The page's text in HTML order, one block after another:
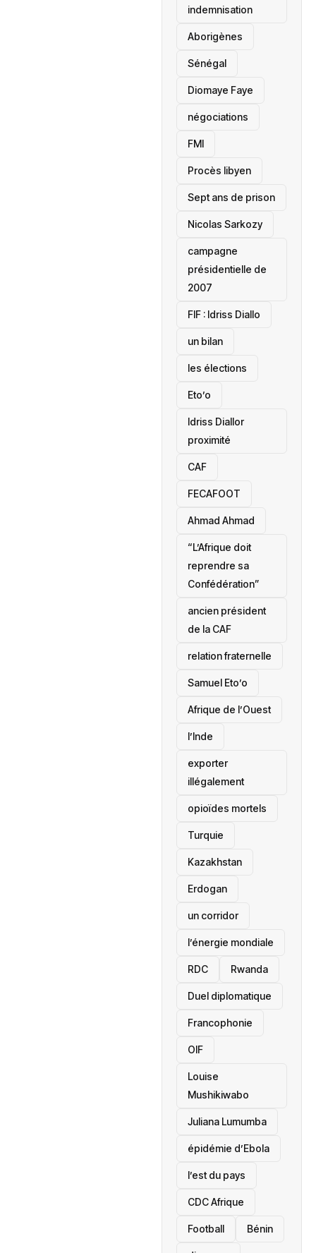
indemnisation
Aborigènes
Sénégal
Diomaye Faye
négociations
FMI
Procès libyen
Sept ans de prison
Nicolas Sarkozy
campagne
présidentielle de
2007
‎FIF : Idriss Diallo
un bilan
les élections
Eto’o
Idriss Diallor
proximité
CAF
FECAFOOT
‎Ahmad Ahmad
“L’Afrique doit
reprendre sa
Confédération”
ancien président
de la CAF
relation fraternelle
Samuel Eto’o
Afrique de l’Ouest
l’Inde
exporter
illégalement
opioïdes mortels
‎Turquie
Kazakhstan
Erdogan
un corridor
l’énergie mondiale
RDC Rwanda
Duel diplomatique
Francophonie
OIF
Louise
Mushikiwabo
Juliana Lumumba
épidémie d’Ebola
l’est du pays
CDC Afrique
Football Bénin